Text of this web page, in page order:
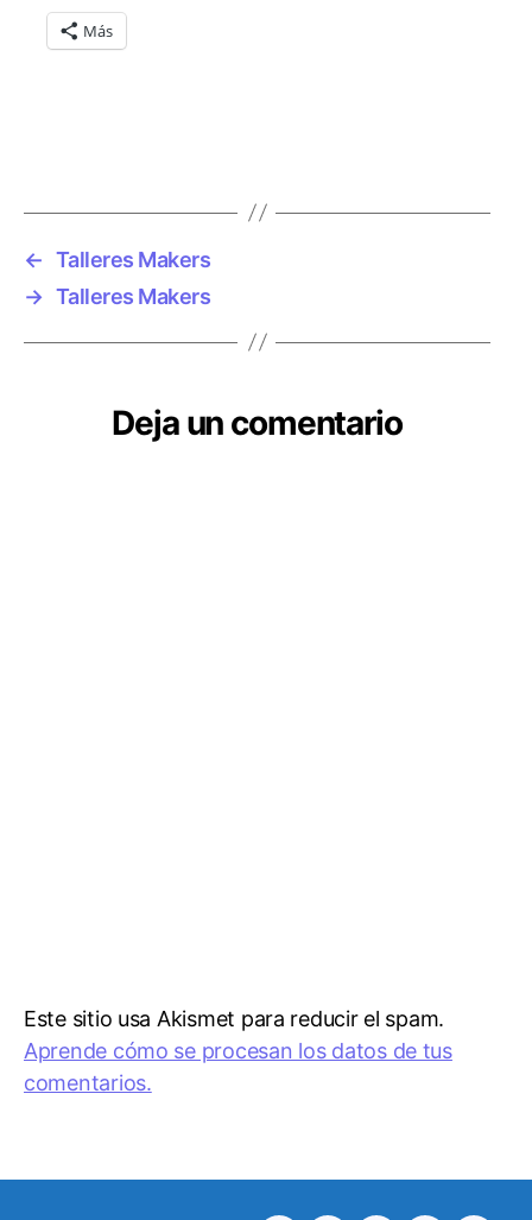
Más
← Talleres Makers
→ Talleres Makers
Deja un comentario
Este sitio usa Akismet para reducir el spam.
Aprende cómo se procesan los datos de tus
comentarios.